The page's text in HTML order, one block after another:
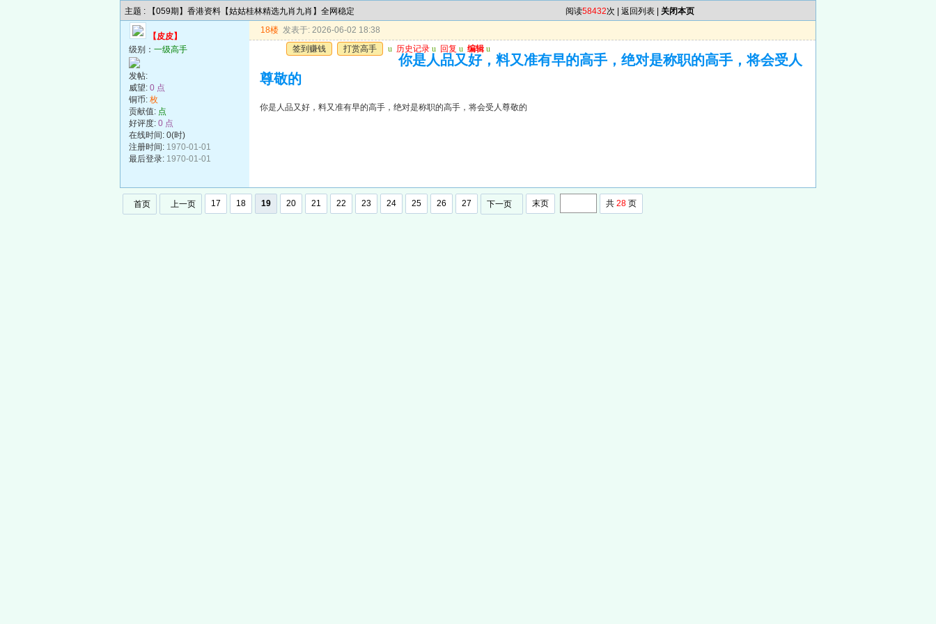
主题 : 【059期】香港资料【姑姑桂林精选九肖九肖】全网稳定 阅读58432次 | 返回列表 关闭本页
【皮皮】
级别： 一级高手
发帖:
威望: 0 点
铜币: 枚
贡献值: 点
好评度: 0 点
在线时间: 0(时)
注册时间: 1970-01-01
最后登录: 1970-01-01
18楼 发表于: 2026-06-02 18:38
签到赚钱
打赏高手 u 历史记录 u 回复 u 编辑 u
你是人品又好，料又准有早的高手，绝对是称职的高手，将会受人
尊敬的
你是人品又好，料又准有早的高手，绝对是称职的高手，将会受人尊敬的
首页 上一页 17 18 19 20 21 22 23 24 25 26 27 下一页 末页 共 28 页